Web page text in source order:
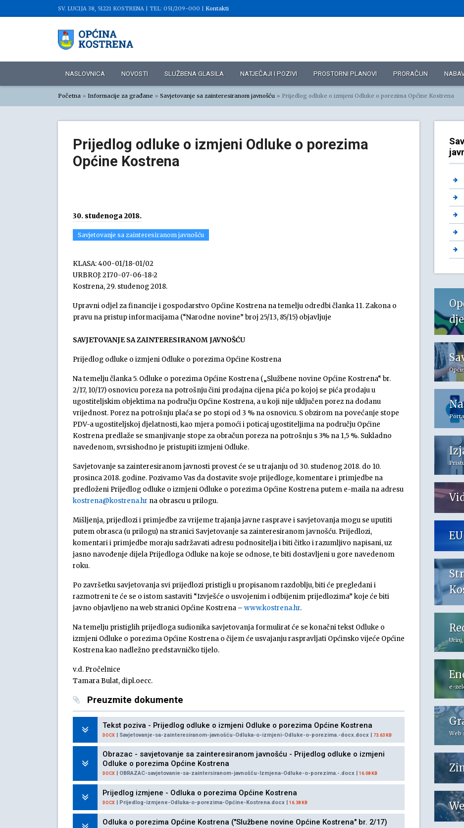
SV. LUCIJA 38, 51221 KOSTRENA | TEL: 051/209-000 | Kontakti
NASLOVNICA NOVOSTI SLUŽBENA GLASILA NATJEČAJI I POZIVI PROSTORNI PLANOVI PRORAČUN
Početna » Informacije za građane » Savjetovanje sa zainteresiranom javnošću » Prijedlog odluke o izmjeni Odluke o porezima Općine Kostrena
Prijedlog odluke o izmjeni Odluke o porezima
Općine Kostrena
30. studenoga 2018.
Savjetovanje sa zainteresiranom javnošću
KLASA: 400-01/18-01/02
URBROJ: 2170-07-06-18-2
Kostrena, 29. studenog 2018.
Upravni odjel za financije i gospodarstvo Općine Kostrena na temelju odredbi članka 11. Zakona o
pravu na pristup informacijama (“Narodne novine” broj 25/13, 85/15) objavljuje
SAVJETOVANJE SA ZAINTERESIRANOM JAVNOŠĆU
Prijedlog odluke o izmjeni Odluke o porezima Općine Kostrena
Na temelju članka 5. Odluke o porezima Općine Kostrena („Službene novine Općine Kostrena“ br.
2/17, 10/17) osnovicu poreza na potrošnju čini prodajna cijena pića po kojoj se pića prodaju u
ugostiteljskim objektima na području Općine Kostrena, a u koji nije uključen porez na dodanu
vrijednost. Porez na potrošnju plaća se po stopi od 3 % na osnovicu. S obzirom na povećanje stope
PDV-a ugostiteljskoj djelatnosti, kao mjera pomoći i poticaj ugostiteljima na području Općine
Kostrena predlaže se smanjivanje stope za obračun poreza na potrošnju s 3% na 1,5 %. Sukladno
navedenom, svrsishodno je pristupiti izmjeni Odluke.
Savjetovanje sa zainteresiranom javnosti provest će se u trajanju od 30. studenog 2018. do 10.
prosinca 2018. godine. Pozivamo Vas da dostavite svoje prijedloge, komentare i primjedbe na
predloženi Prijedlog odluke o izmjeni Odluke o porezima Općine Kostrena putem e-maila na adresu
kostrena@kostrena.hr na obrascu u prilogu.
Mišljenja, prijedlozi i primjedbe za vrijeme trajanja javne rasprave i savjetovanja mogu se uputiti
putem obrasca (u prilogu) na stranici Savjetovanje sa zainteresiranom javnošću. Prijedlozi,
komentari i primjedbe moraju sadržavati adresu podnositelja i biti čitko i razumljivo napisani, uz
jasno navođenje dijela Prijedloga Odluke na koje se odnose, te biti dostavljeni u gore navedenom
roku.
Po završetku savjetovanja svi prijedlozi pristigli u propisanom razdoblju, biti će pregledani i
razmotreni te će se o istom sastaviti “Izvješće o usvojenim i odbijenim prijedlozima” koje će biti
javno objavljeno na web stranici Općine Kostrena – www.kostrena.hr.
Na temelju pristiglih prijedloga sudionika savjetovanja formulirat će se konačni tekst Odluke o
izmjeni Odluke o porezima Općine Kostrena o čijem će usvajanju raspravljati Općinsko vijeće Općine
Kostrena kao nadležno predstavničko tijelo.
v.d. Pročelnice
Tamara Bulat, dipl.oecc.
Preuzmite dokumente
Tekst poziva - Prijedlog odluke o izmjeni Odluke o porezima Općine Kostrena
DOCX | Savjetovanje-sa-zainteresiranom-javnošću-Odluka-o-izmjeni-Odluke-o-porezima.-docx.docx | 73.63 KB
Obrazac - savjetovanje sa zainteresiranom javnošću - Prijedlog odluke o izmjeni
Odluke o porezima Općine Kostrena
DOCX | OBRAZAC-savjetovanie-sa-zaintersiranom-javnošču-Izmjena-Odluke-o-porezima.-.docx | 16.08 KB
Prijedlog izmjene - Odluka o porezima Općine Kostrena
DOCX | Prijedlog-izmjene-Odluka-o-porezima-Općine-Kostrena.docx | 16.38 KB
Odluka o porezima Općine Kostrena ("Službene novine Općine Kostrena" br. 2/17)
e-
Web